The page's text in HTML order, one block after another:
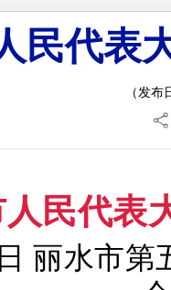
民代表
（发布
民代表
日 丽水市